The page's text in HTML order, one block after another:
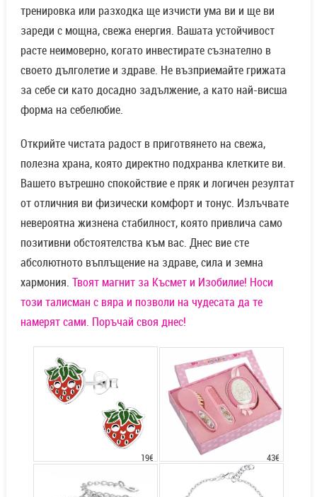
тренировка или разходка ще изчисти ума ви и ще ви
зареди с мощна, свежа енергия. Вашата устойчивост
расте неимоверно, когато инвестирате съзнателно в
своето дълголетие и здраве. Не възприемайте грижата
за себе си като досадно задължение, а като най-висша
форма на себелюбие.
Открийте чистата радост в приготвянето на свежа,
полезна храна, която директно подхранва клетките ви.
Вашето вътрешно спокойствие е пряк и логичен резултат
от отличния ви физически комфорт и тонус. Излъчвате
невероятна жизнена стабилност, която привлича само
позитивни обстоятелства към вас. Днес вие сте
абсолютното въплъщение на здраве, сила и земна
хармония. Твоят магнит за Късмет и Изобилие! Носи
този талисман с вяра и позволи на чудесата да те
намерят сами. Поръчай своя днес!
19€ 43€